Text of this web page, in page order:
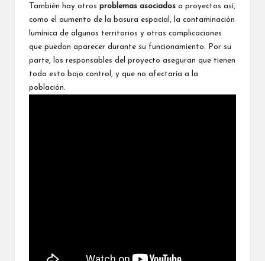
También hay otros problemas asociados a proyectos así,
como el aumento de la basura espacial, la contaminación
lumínica de algunos territorios y otras complicaciones
que puedan aparecer durante su funcionamiento. Por su
parte, los responsables del proyecto aseguran que tienen
todo esto bajo control, y que no afectaría a la
población.